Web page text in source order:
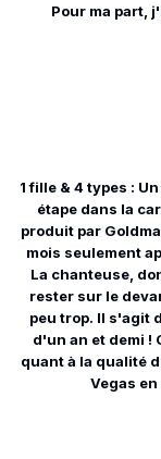
Pour ma part,
1 fille & 4 types :
étape dans la
produit par
mois seulement
La chanteuse,
rester sur le
peu trop. Il s'agit
d'un an et demi !
quant à la qualité
Vegas